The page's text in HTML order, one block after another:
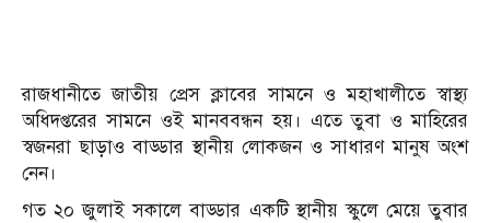
রাজধানীতে জাতীয় প্রেস ক্লাবের সামনে ও মহাখালীতে স্বাস্থ্য
অধিদপ্তরের সামনে ওই মানববন্ধন হয়। এতে তুবা ও মাহিরের
স্বজনরা ছাড়াও বাড্ডার স্থানীয় লোকজন ও সাধারণ মানুষ অংশ
নেন।
গত ২০ জুলাই সকালে বাড্ডার একটি স্থানীয় স্কুলে মেয়ে তুবার